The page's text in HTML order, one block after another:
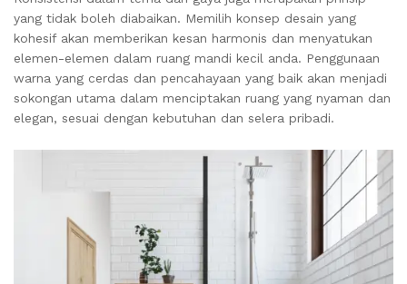
yang tidak boleh diabaikan. Memilih konsep desain yang
kohesif akan memberikan kesan harmonis dan menyatukan
elemen-elemen dalam ruang mandi kecil anda. Penggunaan
warna yang cerdas dan pencahayaan yang baik akan menjadi
sokongan utama dalam menciptakan ruang yang nyaman dan
elegan, sesuai dengan kebutuhan dan selera pribadi.